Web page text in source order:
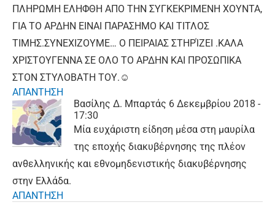
ΠΛΗΡΩΜΗ ΕΛΗΦΘΗ ΑΠΟ ΤΗΝ ΣΥΓΚΕΚΡΙΜΕΝΗ ΧΟΥΝΤΑ,
ΓΙΑ ΤΟ ΑΡΔΗΝ ΕΙΝΑΙ ΠΑΡΑΣΗΜΟ ΚΑΙ ΤΙΤΛΟΣ
ΤΙΜΗΣ.ΣΥΝΕΧΙΖΟΥΜΕ… Ο ΠΕΙΡΑΙΑΣ ΣΤΗΡΊΖΕΙ .ΚΑΛΑ
ΧΡΙΣΤΟΥΓΕΝΝΑ ΣΕ ΟΛΟ ΤΟ ΑΡΔΗΝ ΚΑΙ ΠΡΟΣΩΠΙΚΑ
ΣΤΟΝ ΣΤΥΛΟΒΑΤΗ ΤΟΥ.☺
ΑΠΑΝΤΗΣΗ
Βασίλης Δ. Μπαρτάς 6 Δεκεμβρίου 2018 -
17:30
Μία ευχάριστη είδηση μέσα στη μαυρίλα
της εποχής διακυβέρνησης της πλέον
ανθελληνικής και εθνομηδενιστικής διακυβέρνησης
στην Ελλάδα.
ΑΠΑΝΤΗΣΗ